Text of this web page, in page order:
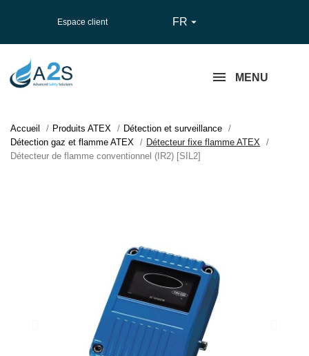
Espace client FR 
MENU
Accueil Produits ATEX
Détection et surveillance
Détection gaz et flamme ATEX
Détecteur fixe flamme ATEX
Détecteur de flamme conventionnel (IR2) [SIL2]